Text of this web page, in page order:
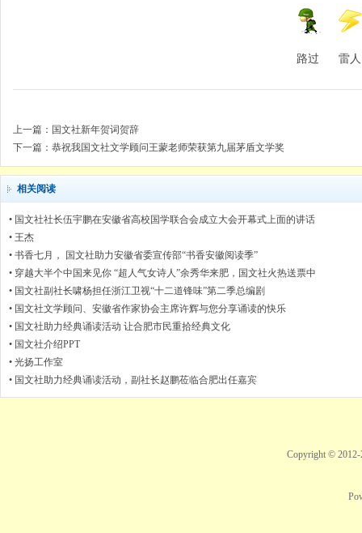
路过 雷人
上一篇： 国文社新年贺词贺辞
下一篇： 恭祝我国文社文学顾问王蒙老师荣获第九届茅盾文学奖
相关阅读
• 国文社社长伍宇鹏在安徽省高校国学联合会成立大会开幕式上面的讲话
• 王杰
• 书香七月， 国文社助力安徽省委宣传部“书香安徽阅读季”
• 穿越大半个中国来见你 “超人气女诗人”余秀华来肥，国文社火热送票中
• 国文社副社长啸杨担任浙江卫视“十二道锋味”第二季总编剧
• 国文社文学顾问、安徽省作家协会主席许辉与您分享诵读的快乐
• 国文社助力经典诵读活动 让合肥市民重拾经典文化
• 国文社介绍PPT
• 光扬工作室
• 国文社助力经典诵读活动，副社长赵鹏莅临合肥出任嘉宾
Copyright ©